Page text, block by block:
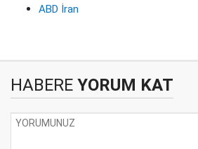
ABD İran
HABERE YORUM KAT